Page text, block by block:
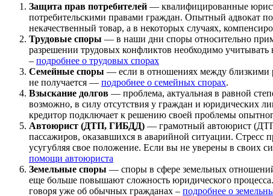
Защита прав потребителей — квалифицированные
потребительскими правами граждан. Опытный адвокат
некачественный товар, а в некоторых случаях,
Трудовые споры — в наши дни споры относительно
разрешении трудовых конфликтов необходимо учитывать
– подробнее о трудовых спорах
Семейные споры — если в отношениях между близкими
не получается — подробнее о семейных спорах.
Взыскание долгов — проблема, актуальная в равной
возможно, в силу отсутствия у граждан и юридических
кредитор подключает к решению своей проблемы
Автоюрист (ДТП, ГИБДД) — грамотный автоюрист
пассажиров, оказавшихся в аварийной ситуации. Стресс
усугубляя свое положение. Если вы не уверены в своих
помощи автоюриста
Земельные споры — споры в сфере земельных
еще больше повышают сложность юридического
говоря уже об обычных гражданах – подробнее о